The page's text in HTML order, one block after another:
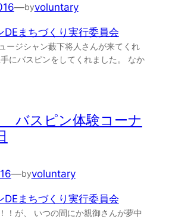
—byvoluntary
DEまちづくり実行委員会
ージシャン藪下将人さんが来てくれ
にバスピンをしてくれました。 なか
バスピン体験コーナ
—byvoluntary
DEまちづくり実行委員会
！が、 いつの間にか親御さんが夢中